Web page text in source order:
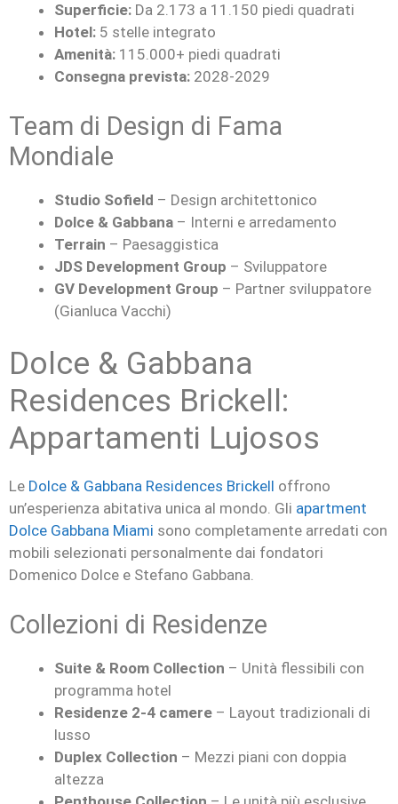
Superficie: Da 2.173 a 11.150 piedi quadrati
Hotel: 5 stelle integrato
Amenità: 115.000+ piedi quadrati
Consegna prevista: 2028-2029
Team di Design di Fama
Mondiale
Studio Sofield – Design architettonico
Dolce & Gabbana – Interni e arredamento
Terrain – Paesaggistica
JDS Development Group – Sviluppatore
GV Development Group – Partner sviluppatore
(Gianluca Vacchi)
Dolce & Gabbana
Residences Brickell:
Appartamenti Lujosos
Le Dolce & Gabbana Residences Brickell offrono
un’esperienza abitativa unica al mondo. Gli apartment
Dolce Gabbana Miami sono completamente arredati con
mobili selezionati personalmente dai fondatori
Domenico Dolce e Stefano Gabbana.
Collezioni di Residenze
Suite & Room Collection – Unità flessibili con
programma hotel
Residenze 2-4 camere – Layout tradizionali di
lusso
Duplex Collection – Mezzi piani con doppia
altezza